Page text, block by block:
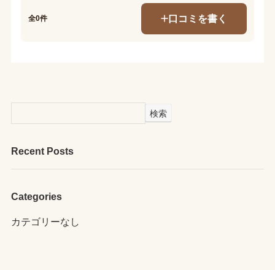
全0件 口コミを書く
検索
Recent Posts
Categories
カテゴリーなし